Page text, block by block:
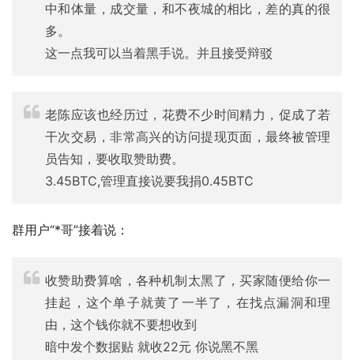
中和体量，成交量，和不夜城的相比，差的真的很
多。
这一点我可以当着黑手说。并且接受辩驳
老陈应该也经历过，花费不少时间精力，促成了若
干次交易，非常高兴的访问提现页面，最终被管理
员告知，要收取赞助费。
3.45BTC,管理直接说要我捐0.45BTC
群用户“*哥”接着说：
收赞助费算啥，各种机制太黑了，买家随便给你一
挂起，这个单子就黄了一半了，在找点漏洞和理
由，这个钱你就不要想收到
暗中发个数据贴 就收22元 你说黑不黑